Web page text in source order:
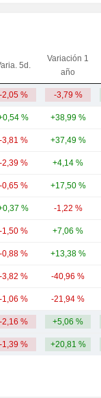
5d.
Variación 1
año
-2,05 % -3,79 %
% +38,99 %
-3,81 % +37,49 %
-2,39 % +4,14 %
-0,65 % +17,50 %
% -1,22 %
-1,50 % +7,06 %
-0,88 % +13,38 %
-3,82 % -40,96 %
-1,06 % -21,94 %
-2,16 % +5,06 %
-1,39 % +20,81 %